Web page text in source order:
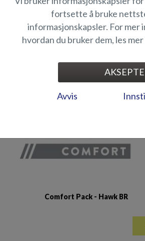
Comfort Pack - Eagle BR
Comfort Pack - Hawk BR
fortsette å bruke
informasjonskapsler. For mer
hvordan du bruker dem, les
Avvis